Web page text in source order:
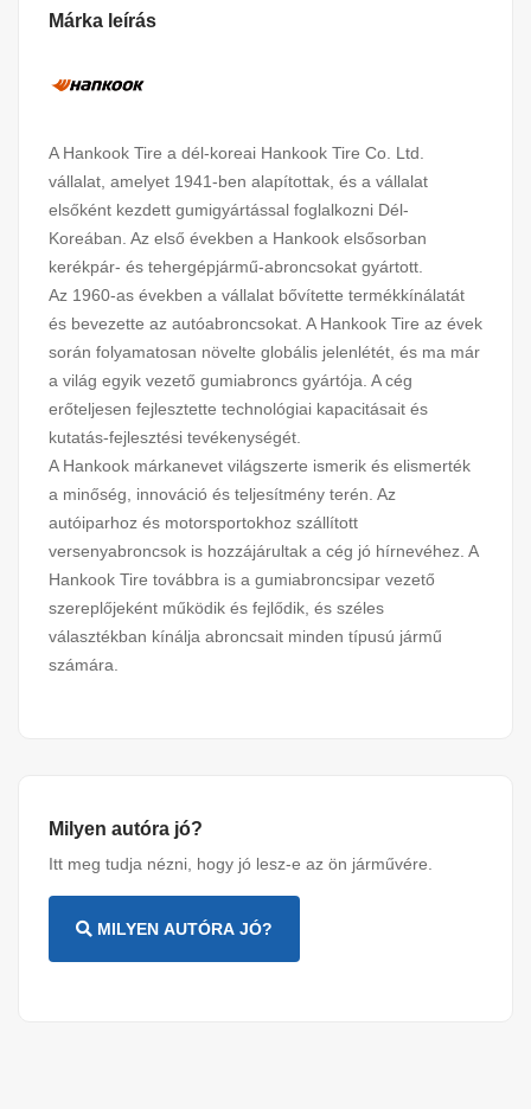
Márka leírás
A Hankook Tire a dél-koreai Hankook Tire Co. Ltd.
vállalat, amelyet 1941-ben alapítottak, és a vállalat
elsőként kezdett gumigyártással foglalkozni Dél-
Koreában. Az első években a Hankook elsősorban
kerékpár- és tehergépjármű-abroncsokat gyártott.
Az 1960-as években a vállalat bővítette termékkínálatát
és bevezette az autóabroncsokat. A Hankook Tire az évek
során folyamatosan növelte globális jelenlétét, és ma már
a világ egyik vezető gumiabroncs gyártója. A cég
erőteljesen fejlesztette technológiai kapacitásait és
kutatás-fejlesztési tevékenységét.
A Hankook márkanevet világszerte ismerik és elismerték
a minőség, innováció és teljesítmény terén. Az
autóiparhoz és motorsportokhoz szállított
versenyabroncsok is hozzájárultak a cég jó hírnevéhez. A
Hankook Tire továbbra is a gumiabroncsipar vezető
szereplőjeként működik és fejlődik, és széles
választékban kínálja abroncsait minden típusú jármű
számára.
Milyen autóra jó?
Itt meg tudja nézni, hogy jó lesz-e az ön járművére.
MILYEN AUTÓRA JÓ?